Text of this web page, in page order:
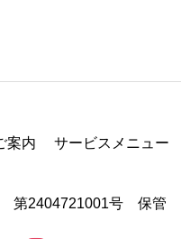
案内 サービスメニュー
第2404721001号 保管